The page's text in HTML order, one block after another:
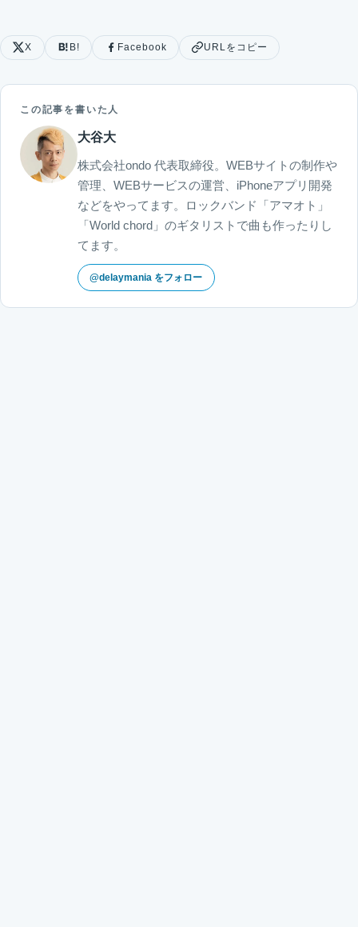
X B! Facebook URLをコピー
この記事を書いた人
大谷大
株式会社ondo 代表取締役。WEBサイトの制作や
管理、WEBサービスの運営、iPhoneアプリ開発
などをやってます。ロックバンド「アマオト」
「World chord」のギタリストで曲も作ったりし
てます。
@delaymania をフォロー